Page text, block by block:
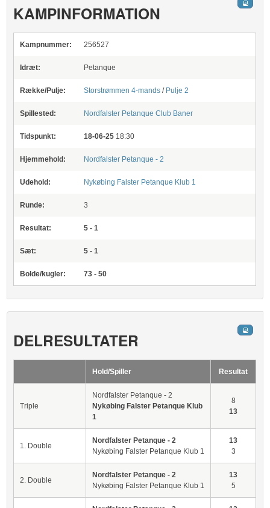
KAMPINFORMATION
Kampnummer: 256527
Idræt: Petanque
Række/Pulje: Storstrømmen 4-mands / Pulje 2
Spillested: Nordfalster Petanque Club Baner
Tidspunkt: 18-06-25 18:30
Hjemmehold: Nordfalster Petanque - 2
Udehold: Nykøbing Falster Petanque Klub 1
Runde: 3
Resultat: 5 - 1
Sæt: 5 - 1
Bolde/kugler: 73 - 50
DELRESULTATER
Hold/Spiller Resultat
Triple
Nordfalster Petanque - 2
Nykøbing Falster Petanque Klub
1
8
13
1. Double
Nordfalster Petanque - 2
Nykøbing Falster Petanque Klub 1
13
3
2. Double
Nordfalster Petanque - 2
Nykøbing Falster Petanque Klub 1
13
5